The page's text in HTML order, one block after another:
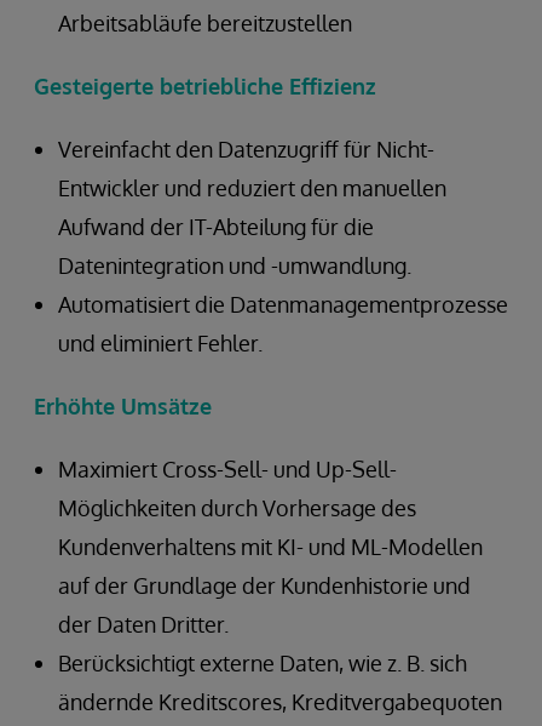
Arbeitsabläufe bereitzustellen
Gesteigerte betriebliche Effizienz
Vereinfacht den Datenzugriff für Nicht-
Entwickler und reduziert den manuellen
Aufwand der IT-Abteilung für die
Datenintegration und -umwandlung.
Automatisiert die Datenmanagementprozesse
und eliminiert Fehler.
Erhöhte Umsätze
Maximiert Cross-Sell- und Up-Sell-
Möglichkeiten durch Vorhersage des
Kundenverhaltens mit KI- und ML-Modellen
auf der Grundlage der Kundenhistorie und
der Daten Dritter.
Berücksichtigt externe Daten, wie z. B. sich
ändernde Kreditscores, Kreditvergabequoten